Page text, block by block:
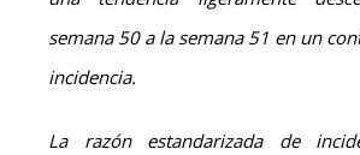
semana 50 a la semana 51 en un
incidencia.
La razón estandarizada de